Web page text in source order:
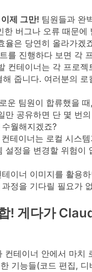
제 그만! 팀원들과 완
버그나 오류 때문에
율은 당연히 올라가겠
를 진행하다 보면 각
컨테이너는 각 프로젝
줍니다. 여러분의 로
운 팀원이 합류했을
공유하면 단 몇 번
월해지겠죠?
테이너는 로컬 시스
정을 변경할 위험이
이너 이미지를 활용
정을 기다릴 필요가
! 게다가
테이너 안에서 마치
기능들(코드 편집, 디